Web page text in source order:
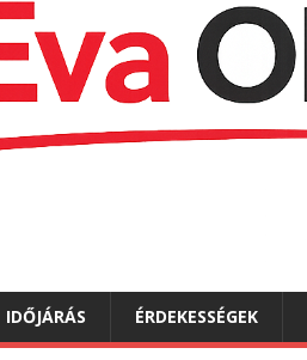
IDŐJÁRÁS ÉRDEKESSÉGEK